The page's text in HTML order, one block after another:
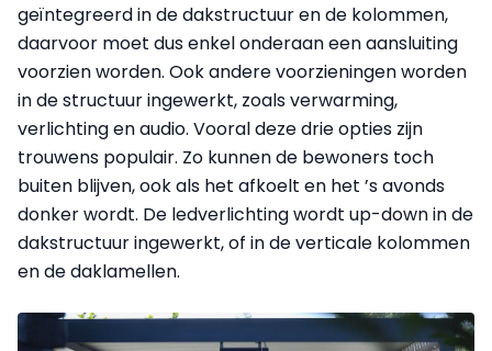
geïntegreerd in de dakstructuur en de kolommen,
daarvoor moet dus enkel onderaan een aansluiting
voorzien worden. Ook andere voorzieningen worden
in de structuur ingewerkt, zoals verwarming,
verlichting en audio. Vooral deze drie opties zijn
trouwens populair. Zo kunnen de bewoners toch
buiten blijven, ook als het afkoelt en het ’s avonds
donker wordt. De ledverlichting wordt up-down in de
dakstructuur ingewerkt, of in de verticale kolommen
en de daklamellen.